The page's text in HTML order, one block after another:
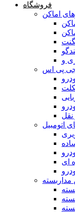
فروشگاه
اماکن
نقل
اتومبیل
ای
مداربسته